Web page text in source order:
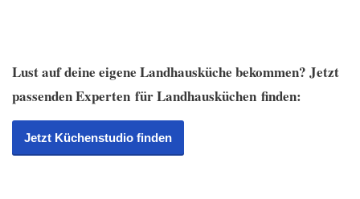
Lust auf deine eigene Landhausküche bekommen? Jetzt
passenden Experten für Landhausküchen finden:
Jetzt Küchenstudio finden